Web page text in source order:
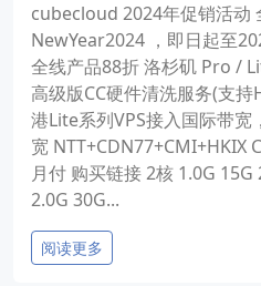
cubecloud 2024年促销活动
NewYear2024 ，即日起至
全线产品88折 洛杉矶 Pro /
高级版CC硬件清洗服务(支
港Lite系列VPS接入国际带宽
宽 NTT+CDN77+CMI+HKIX
月付 购买链接 2核 1.0G
2.0G 30G...
阅读更多